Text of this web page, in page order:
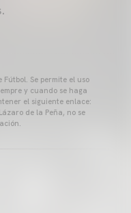
Se permite el uso
y cuando se haga
el siguiente enlace:
de la Peña, no se